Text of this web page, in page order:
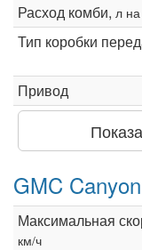
Расход комби, л
Тип коробки
Привод
GMC
Максимальная
км/ч